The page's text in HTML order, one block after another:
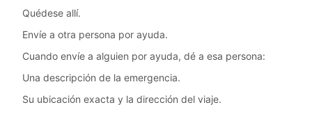
Quédese allí.
Envíe a otra persona por ayuda.
Cuando envíe a alguien por ayuda, dé a esa persona:
Una descripción de la emergencia.
Su ubicación exacta y la dirección del viaje.